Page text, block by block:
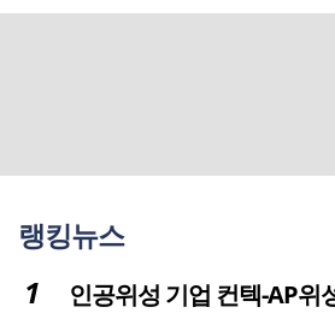
랭킹뉴스
인공위성 기업 컨텍-AP위성, 루마니